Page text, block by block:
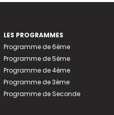
LES PROGRAMMES
Programme de 6ème
Programme de 5ème
Programme de 4ème
Programme de 3ème
Programme de Seconde